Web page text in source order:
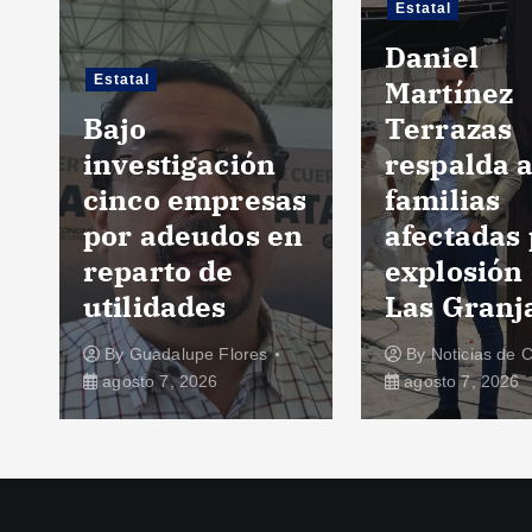
en
Flores
Daniel
Martínez
Terrazas
respalda a
familias
afectadas por
explosión en
Las Granjas
ByNoticias de Cuautla
agosto 7, 2026